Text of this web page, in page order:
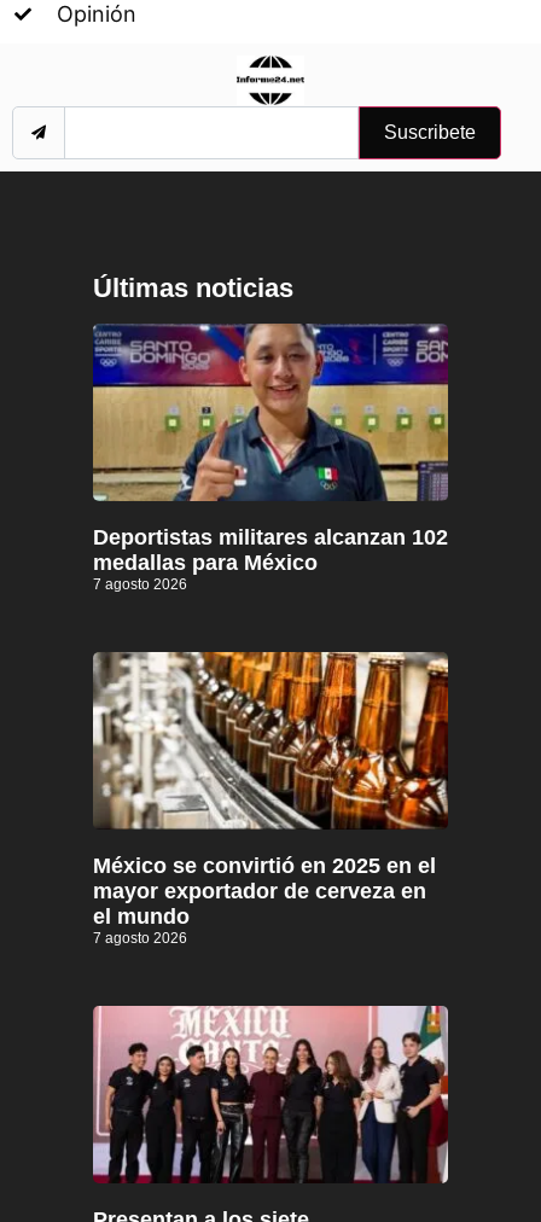
Opinión
Suscribete
Últimas noticias
Deportistas militares alcanzan 102
medallas para México
7 agosto 2026
México se convirtió en 2025 en el
mayor exportador de cerveza en
el mundo
7 agosto 2026